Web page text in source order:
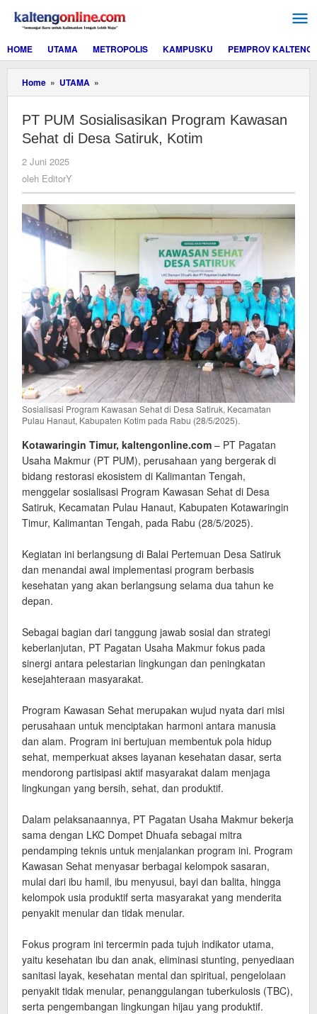
konten
HOME
UTAMA METROPOLIS KAMPUSKU PEMPROV KALTENG
Home » UTAMA »
PUM
Program
Kawasan
Sehat
Kotim
PT PUM Sosialisasikan Program Kawasan
Sehat di Desa Satiruk, Kotim
2 Juni 2025
oleh EditorY
Sosialisasi Program Kawasan Sehat di Desa Satiruk, Kecamatan
Pulau Hanaut, Kabupaten Kotim pada Rabu (28/5/2025).
Kotawaringin Timur, kaltengonline.com – PT Pagatan
Usaha Makmur (PT PUM), perusahaan yang bergerak di
bidang restorasi ekosistem di Kalimantan Tengah,
menggelar sosialisasi Program Kawasan Sehat di Desa
Satiruk, Kecamatan Pulau Hanaut, Kabupaten Kotawaringin
Timur, Kalimantan Tengah, pada Rabu (28/5/2025).
‎Kegiatan ini berlangsung di Balai Pertemuan Desa Satiruk
dan menandai awal implementasi program berbasis
kesehatan yang akan berlangsung selama dua tahun ke
depan.
‎Sebagai bagian dari tanggung jawab sosial dan strategi
keberlanjutan, PT Pagatan Usaha Makmur fokus pada
sinergi antara pelestarian lingkungan dan peningkatan
kesejahteraan masyarakat.
‎Program Kawasan Sehat merupakan wujud nyata dari misi
perusahaan untuk menciptakan harmoni antara manusia
dan alam. Program ini bertujuan membentuk pola hidup
sehat, memperkuat akses layanan kesehatan dasar, serta
mendorong partisipasi aktif masyarakat dalam menjaga
lingkungan yang bersih, sehat, dan produktif.
‎Dalam pelaksanaannya, PT Pagatan Usaha Makmur bekerja
sama dengan LKC Dompet Dhuafa sebagai mitra
pendamping teknis untuk menjalankan program ini. Program
Kawasan Sehat menyasar berbagai kelompok sasaran,
mulai dari ibu hamil, ibu menyusui, bayi dan balita, hingga
kelompok usia produktif serta masyarakat yang menderita
penyakit menular dan tidak menular.
‎Fokus program ini tercermin pada tujuh indikator utama,
yaitu kesehatan ibu dan anak, eliminasi stunting, penyediaan
sanitasi layak, kesehatan mental dan spiritual, pengelolaan
penyakit tidak menular, penanggulangan tuberkulosis (TBC),
serta pengembangan lingkungan hijau yang produktif.